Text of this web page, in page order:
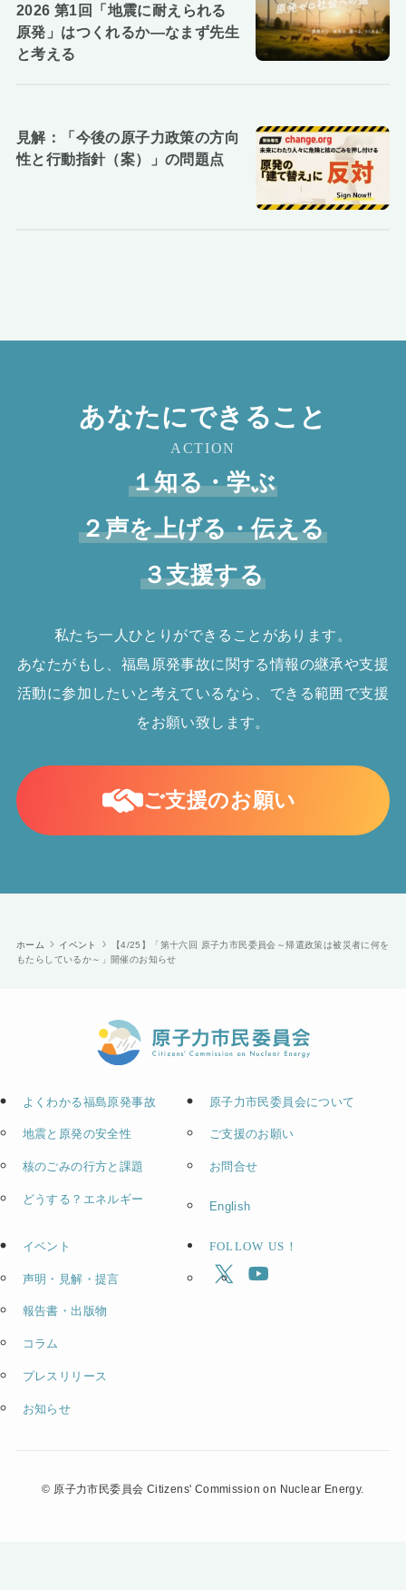
2026 第1回「地震に耐えられる
原発」はつくれるか―なまず先生
と考える
見解：「今後の原子力政策の方向
性と行動指針（案）」の問題点
あなたにできること
ACTION
１知る・学ぶ
２声を上げる・伝える
３支援する
私たち一人ひとりができることがあります。
あなたがもし、福島原発事故に関する情報の継承や支援
活動に参加したいと考えているなら、できる範囲で支援
をお願い致します。
ご支援のお願い
ホーム イベント
【4/25】「第十六回 原子力市民委員会～帰還政策は被災者に何を
もたらしているか～」開催のお知らせ
よくわかる福島原発事故
地震と原発の安全性
核のごみの行方と課題
どうする？エネルギー
イベント
声明・見解・提言
報告書・出版物
コラム
プレスリリース
お知らせ
原子力市民委員会について
ご支援のお願い
お問合せ
English
FOLLOW US！
© 原子力市民委員会 Citizens' Commission on Nuclear Energy.